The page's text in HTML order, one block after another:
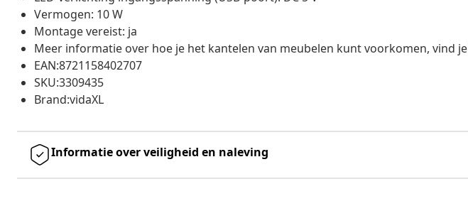
Vermogen: 10 W
Montage vereist: ja
Meer informatie over hoe je het kantelen van meubelen kunt voorkomen, vind je
EAN:8721158402707
SKU:3309435
Brand:vidaXL
Informatie over veiligheid en naleving